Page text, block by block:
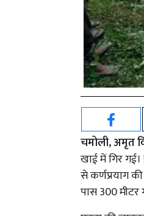
चमोली, अमृत
खाई में गिर
से कर्णप्रयाग
पास 300 मीटर